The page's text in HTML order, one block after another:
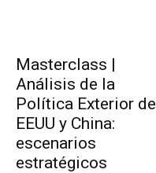
Masterclass |
Análisis de la
Política Exterior de
EEUU y China:
escenarios
estratégicos